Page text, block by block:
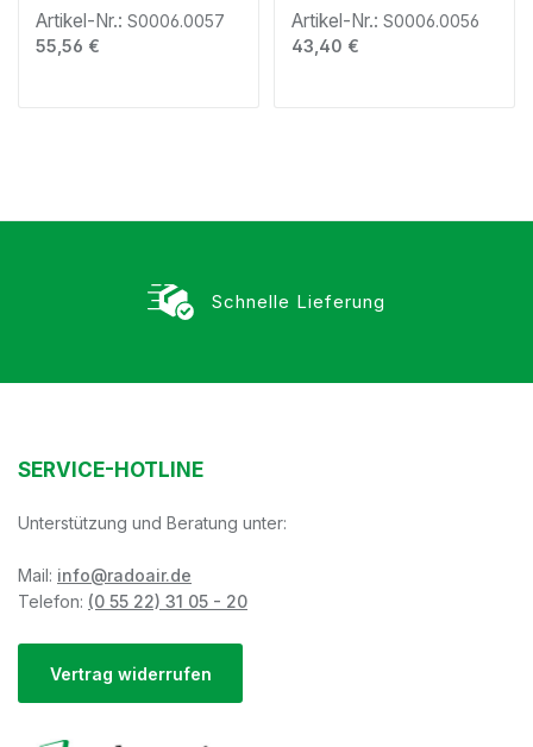
Artikel-Nr.: S0006.0057
Regulärer Preis:
55,56 €
Artikel-Nr.: S0006.0056
Regulärer Preis:
43,40 €
Schnelle Lieferung
SERVICE-HOTLINE
Unterstützung und Beratung unter:
Mail: info@radoair.de
Telefon: (0 55 22) 31 05 - 20
Vertrag widerrufen